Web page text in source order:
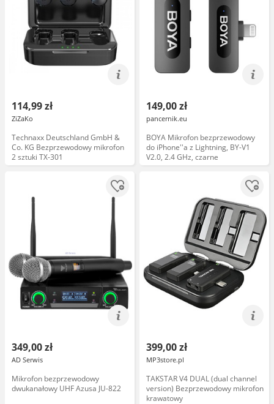
114,99 zł
ZiZaKo
Technaxx Deutschland GmbH &
Co. KG Bezprzewodowy mikrofon
2 sztuki TX-301
149,00 zł
pancernik.eu
BOYA Mikrofon bezprzewodowy
do iPhone''a z Lightning, BY-V1
V2.0, 2.4 GHz, czarne
349,00 zł
AD Serwis
Mikrofon bezprzewodowy
dwukanałowy UHF Azusa JU-822
399,00 zł
MP3store.pl
TAKSTAR V4 DUAL (dual channel
version) Bezprzewodowy mikrofon
krawatowy